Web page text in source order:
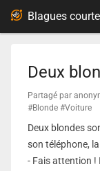
Deux
Partagé par
#Blonde #Voiture
Deux blondes
son téléphone,
- Fais attention !
Blagues